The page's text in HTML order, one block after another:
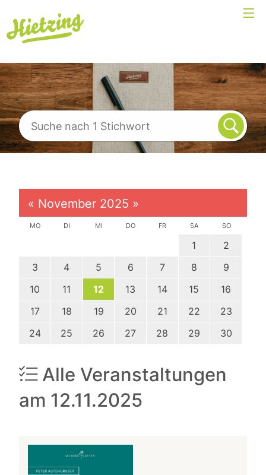
« November 2025 »
MO DI MI DO FR SA SO
1
2
3
4 5 6 7 8
9
10
11 12 13 14 15
16
17
18 19 20 21 22
23
24
25 26 27 28 29 30
Alle Veranstaltungen
am 12.11.2025